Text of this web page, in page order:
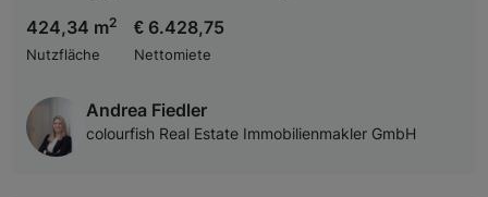
424,34 m2
Nutzfläche
€ 6.428,75
Nettomiete
Andrea Fiedler
colourfish Real Estate Immobilienmakler GmbH